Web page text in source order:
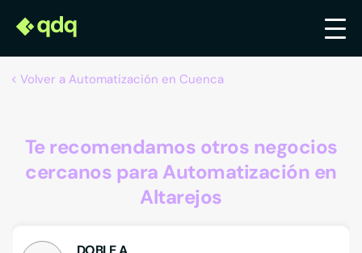
Volver a Automatización en Cuenca
Te recomendamos otros negocios
cercanos para Automatización en
Altarejos